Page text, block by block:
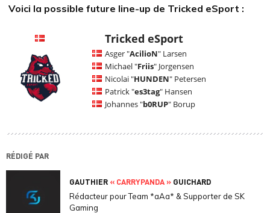
Voici la possible future line-up de Tricked eSport :
Tricked eSport
Asger "AcilioN" Larsen
Michael "Friis" Jorgensen
Nicolai "HUNDEN" Petersen
Patrick "es3tag" Hansen
Johannes "b0RUP" Borup
RÉDIGÉ PAR
GAUTHIER « CARRYPANDA » GUICHARD
Rédacteur pour Team *aAa* & Supporter de SK
Gaming